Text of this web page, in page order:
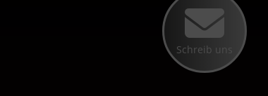
Schreib uns